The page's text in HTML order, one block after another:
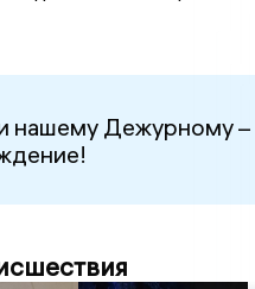
нашему Дежурному –